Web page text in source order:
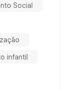
Social
infantil